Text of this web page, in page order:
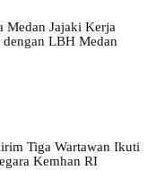
Medan Jajaki Kerja
dengan LBH Medan
Tiga Wartawan Ikuti
Kemhan RI